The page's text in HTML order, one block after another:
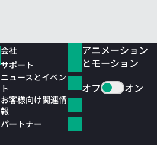
会社
サポート
ニュースとイベン
ト
お客様向け関連情
報
パートナー
アニメーション
とモーション
オフ
オン